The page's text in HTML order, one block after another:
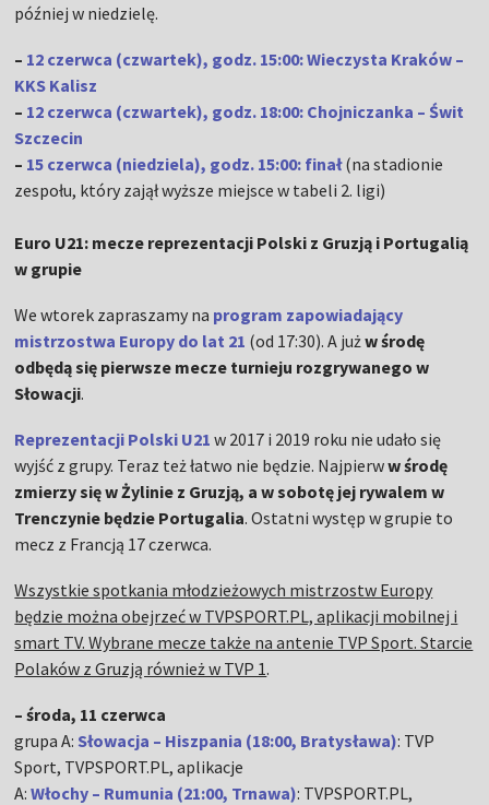
później w niedzielę.
– 12 czerwca (czwartek), godz. 15:00: Wieczysta Kraków –
KKS Kalisz
– 12 czerwca (czwartek), godz. 18:00: Chojniczanka – Świt
Szczecin
– 15 czerwca (niedziela), godz. 15:00: finał(na stadionie
zespołu, który zajął wyższe miejsce w tabeli 2. ligi)
Euro U21: mecze reprezentacji Polski z Gruzją i Portugalią
w grupie
We wtorek zapraszamy na program zapowiadający
mistrzostwa Europy do lat 21 (od 17:30). A jużw środę
odbędą się pierwsze mecze turnieju rozgrywanego w
Słowacji.
Reprezentacji Polski U21 w 2017 i 2019 roku nie udało się
wyjść z grupy. Teraz też łatwo nie będzie. Najpierww środę
zmierzy się w Żylinie z Gruzją, a w sobotę jej rywalem w
Trenczynie będzie Portugalia. Ostatni występ w grupie to
mecz z Francją 17 czerwca.
Wszystkie spotkania młodzieżowych mistrzostw Europy
będzie można obejrzeć w TVPSPORT.PL, aplikacji mobilnej i
smart TV. Wybrane mecze także na antenie TVP Sport. Starcie
Polaków z Gruzją również w TVP 1.
– środa, 11 czerwca
grupa A: Słowacja – Hiszpania (18:00, Bratysława): TVP
Sport, TVPSPORT.PL, aplikacje
A:Włochy – Rumunia (21:00, Trnawa): TVPSPORT.PL,